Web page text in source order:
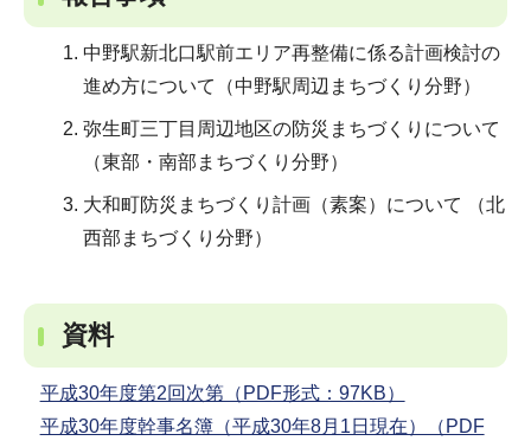
中野駅新北口駅前エリア再整備に係る計画検討の
進め方について（中野駅周辺まちづくり分野）
弥生町三丁目周辺地区の防災まちづくりについて
（東部・南部まちづくり分野）
大和町防災まちづくり計画（素案）について （北
西部まちづくり分野）
資料
平成30年度第2回次第（PDF形式：97KB）
平成30年度幹事名簿（平成30年8月1日現在）（PDF